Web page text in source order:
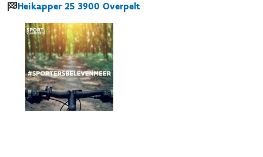
Heikapper 25 3900 Overpelt